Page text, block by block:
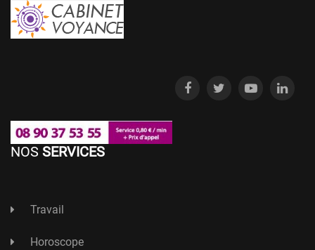
NOS SERVICES
Travail
Horoscope